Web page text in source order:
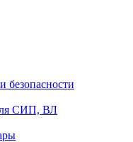
безопасности
СИП, ВЛ